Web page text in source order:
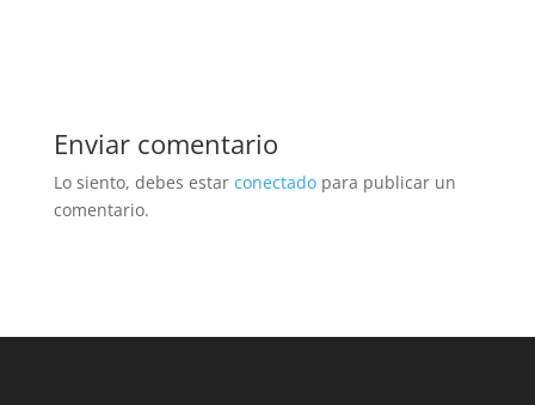
Enviar comentario
Lo siento, debes estar conectadopara publicar un
comentario.